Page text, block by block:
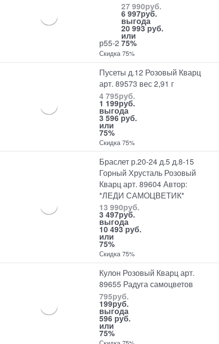
р55-2
27 990руб.
6 997руб.
выгода
20 993 руб.
или
75%
Скидка 75%
Пусеты д.12 Розовый Кварц
арт. 89573 вес 2,91 г
4 795руб.
1 199руб.
выгода
3 596 руб.
или
75%
Скидка 75%
Браслет р.20-24 д.5 д.8-15
Горный Хрусталь Розовый
Кварц арт. 89604 Автор:
*ЛЕДИ САМОЦВЕТИК*
13 990руб.
3 497руб.
выгода
10 493 руб.
или
75%
Скидка 75%
Кулон Розовый Кварц арт.
89655 Радуга самоцветов
795руб.
199руб.
выгода
596 руб.
или
75%